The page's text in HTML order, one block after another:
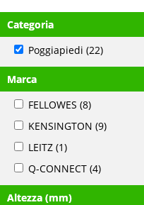
Categoria
Poggiapiedi (22)
Marca
FELLOWES (8)
KENSINGTON (9)
LEITZ (1)
Q-CONNECT (4)
Altezza (mm)